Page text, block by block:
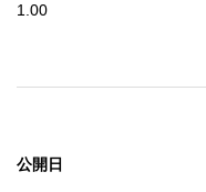
1.00
公開日